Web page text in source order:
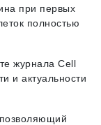
при первых
полностью
журнала Cell
и актуальности